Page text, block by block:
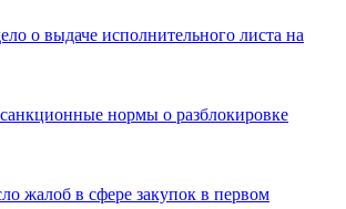
о выдаче исполнительного листа на
нормы о разблокировке
жалоб в сфере закупок в первом